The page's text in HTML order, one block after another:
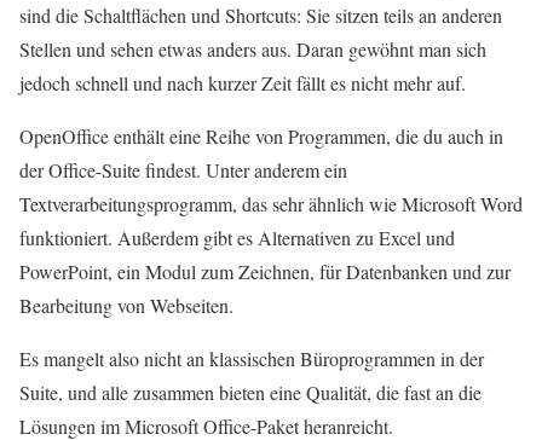
sind die Schaltflächen und Shortcuts: Sie sitzen teils an anderen
Stellen und sehen etwas anders aus. Daran gewöhnt man sich
jedoch schnell und nach kurzer Zeit fällt es nicht mehr auf.
OpenOffice enthält eine Reihe von Programmen, die du auch in
der Office-Suite findest. Unter anderem ein
Textverarbeitungsprogramm, das sehr ähnlich wie Microsoft Word
funktioniert. Außerdem gibt es Alternativen zu Excel und
PowerPoint, ein Modul zum Zeichnen, für Datenbanken und zur
Bearbeitung von Webseiten.
Es mangelt also nicht an klassischen Büroprogrammen in der
Suite, und alle zusammen bieten eine Qualität, die fast an die
Lösungen imMicrosoft Office-Paketheranreicht.